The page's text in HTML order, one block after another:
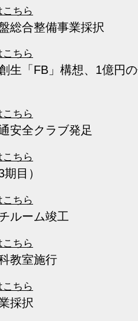
ちら
総合整備事業採択
ちら
生「FB」構想、1億円
ちら
安全クラブ発足
ちら
目）
ちら
ルーム竣工
ちら
教室施行
ちら
採択